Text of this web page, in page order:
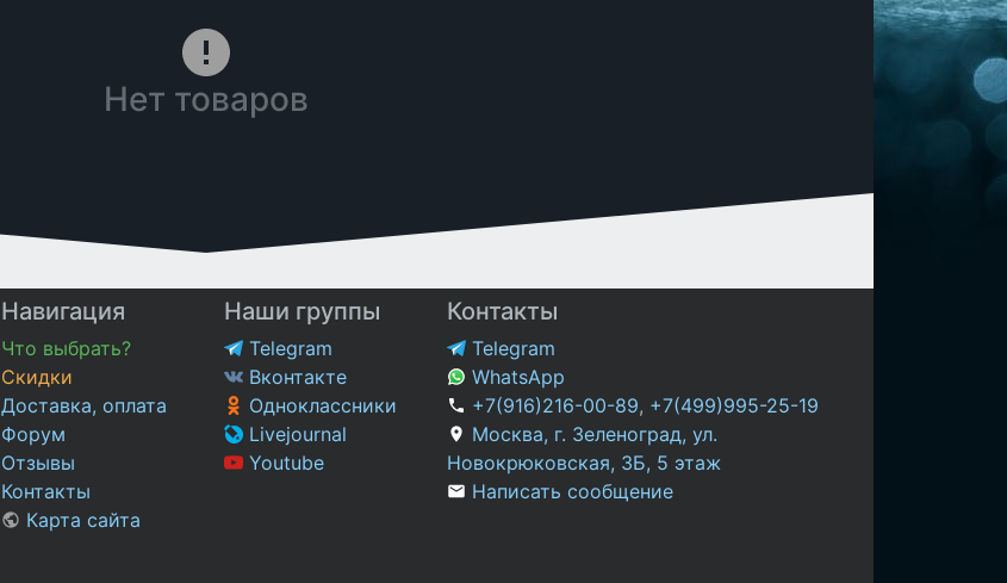
Нет товаров
Навигация
Что выбрать?
Скидки
Доставка, оплата
Форум
Отзывы
Контакты
Карта сайта
Наши группы
Telegram
Вконтакте
Одноклассники
Livejournal
Youtube
Контакты
Telegram
WhatsApp
+7(916)216-00-89, +7(499)995-25-19
Москва, г. Зеленоград, ул.
Новокрюковская, 3Б, 5 этаж
Написать сообщение